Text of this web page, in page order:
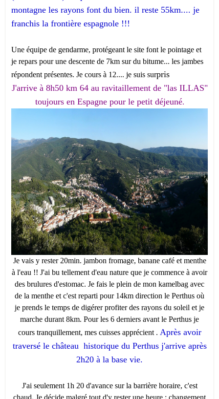
montagne les rayons font du bien. il reste 55km.... je
franchis la frontière espagnole !!!
Une équipe de gendarme, protégeant le site font le pointage et
je repars pour une descente de 7km sur du bitume... les jambes
répondent présentes. Je cours à 12.... je suis surpris
J'arrive à 8h50 km 64 au ravitaillement de "las ILLAS"
toujours en Espagne pour le petit déjeuné.
Je vais y rester 20min. jambon fromage, banane café et menthe
à l'eau !! J'ai bu tellement d'eau nature que je commence à avoir
des brulures d'estomac. Je fais le plein de mon kamelbag avec
de la menthe et c'est reparti pour 14km direction le Perthus où
je prends le temps de digérer profiter des rayons du soleil et je
marche durant 8km. Pour les 6 derniers avant le Perthus je
cours tranquillement, mes cuisses apprécient . Après avoir
traversé le château historique du Perthus j'arrive après
2h20 à la base vie.
J'ai seulement 1h 20 d'avance sur la barrière horaire, c'est
chaud. Je décide malgré tout d'y rester une heure : changement